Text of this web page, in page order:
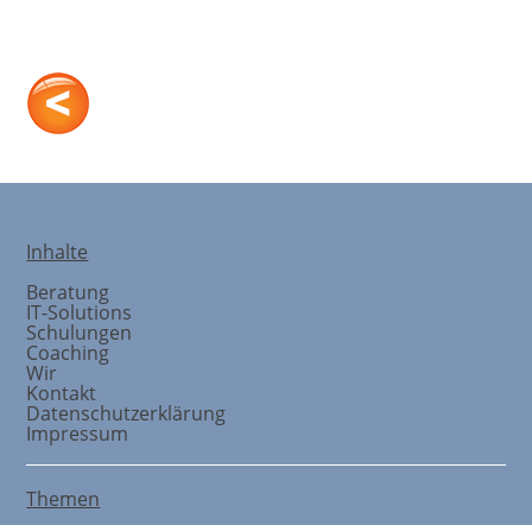
Inhalte
Beratung
IT-Solutions
Schulungen
Coaching
Wir
Kontakt
Datenschutzerklärung
Impressum
Themen